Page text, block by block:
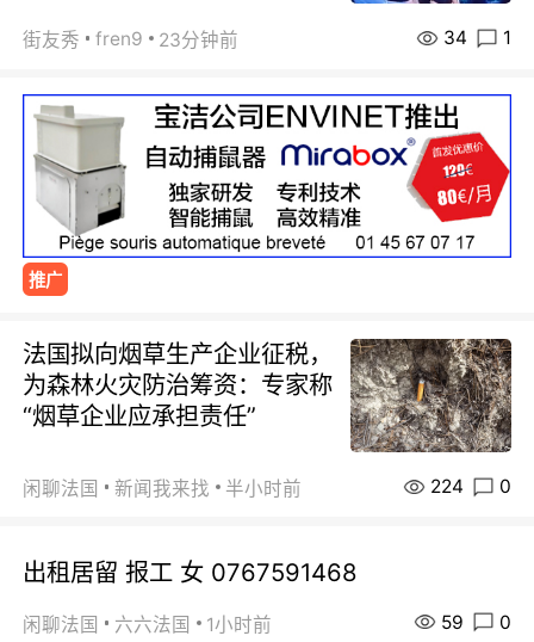
街友秀 fren9 23分钟前 34 1
推广
法国拟向烟草生产企业征税，
为森林火灾防治筹资：专家称
“烟草企业应承担责任”
闲聊法国 新闻我来找 半小时前 224 0
出租居留 报工 女 0767591468
闲聊法国 六六法国 1小时前 59 0